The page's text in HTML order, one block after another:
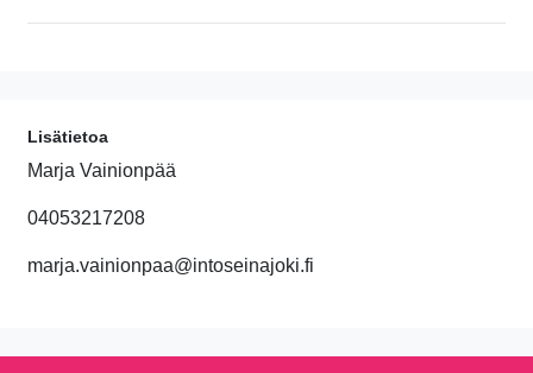
Lisätietoa
Marja Vainionpää
04053217208
marja.vainionpaa@intoseinajoki.fi